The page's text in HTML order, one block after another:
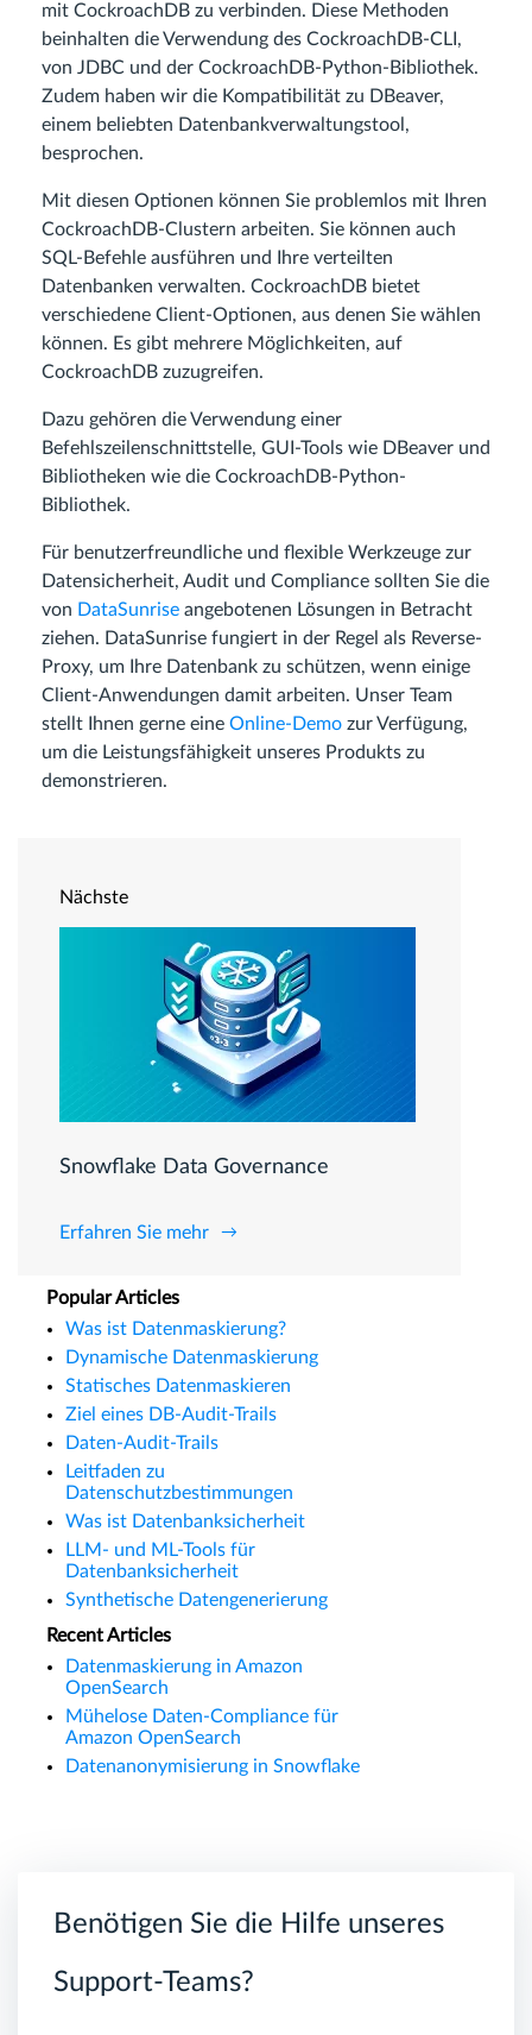
mit CockroachDB zu verbinden. Diese Methoden
beinhalten die Verwendung des CockroachDB-CLI,
von JDBC und der CockroachDB-Python-Bibliothek.
Zudem haben wir die Kompatibilität zu DBeaver,
einem beliebten Datenbankverwaltungstool,
besprochen.
Mit diesen Optionen können Sie problemlos mit Ihren
CockroachDB-Clustern arbeiten. Sie können auch
SQL-Befehle ausführen und Ihre verteilten
Datenbanken verwalten. CockroachDB bietet
verschiedene Client-Optionen, aus denen Sie wählen
können. Es gibt mehrere Möglichkeiten, auf
CockroachDB zuzugreifen.
Dazu gehören die Verwendung einer
Befehlszeilenschnittstelle, GUI-Tools wie DBeaver und
Bibliotheken wie die CockroachDB-Python-
Bibliothek.
Für benutzerfreundliche und flexible Werkzeuge zur
Datensicherheit, Audit und Compliance sollten Sie die
von DataSunrise angebotenen Lösungen in Betracht
ziehen. DataSunrise fungiert in der Regel als Reverse-
Proxy, um Ihre Datenbank zu schützen, wenn einige
Client-Anwendungen damit arbeiten. Unser Team
stellt Ihnen gerne eine Online-Demo zur Verfügung,
um die Leistungsfähigkeit unseres Produkts zu
demonstrieren.
Nächste
Snowflake Data Governance
Erfahren Sie mehr
Popular Articles
Was ist Datenmaskierung?
Dynamische Datenmaskierung
Statisches Datenmaskieren
Ziel eines DB-Audit-Trails
Daten-Audit-Trails
Leitfaden zu
Datenschutzbestimmungen
Was ist Datenbanksicherheit
LLM- und ML-Tools für
Datenbanksicherheit
Synthetische Datengenerierung
Recent Articles
Datenmaskierung in Amazon
OpenSearch
Mühelose Daten-Compliance für
Amazon OpenSearch
Datenanonymisierung in Snowflake
Benötigen Sie die Hilfe unseres
Support-Teams?